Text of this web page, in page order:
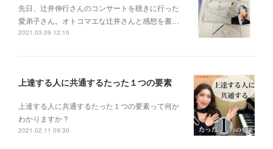
先日、辻井伸行さんのコンサートを 聴きに行った
愛弟子さん。 オトコマエな辻井さんと 感想を書…
2021.03.09 12:10
上達する人に共通するたった１つの要素
上達する人に共通するたった１つの要素って何か
わかりますか？
2021.02.11 09:30